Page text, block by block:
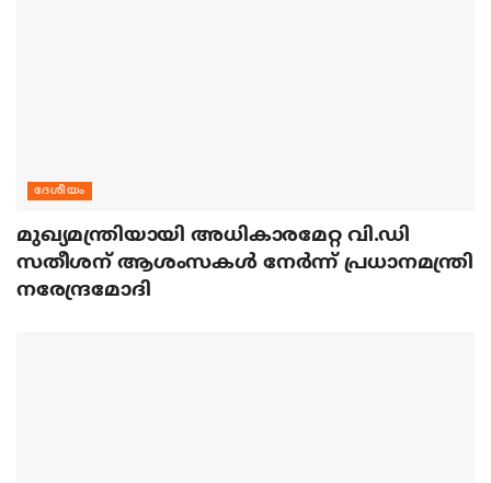
ദേശീയം
മുഖ്യമന്ത്രിയായി അധികാരമേറ്റ വി.ഡി
സതീശന് ആശംസകള്‍ നേര്‍ന്ന് പ്രധാനമന്ത്രി
നരേന്ദ്രമോദി